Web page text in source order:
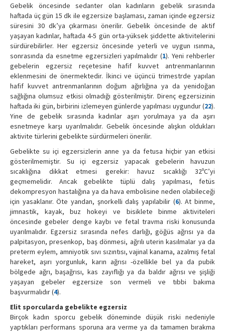
Gebelik öncesinde sedanter olan kadınların gebelik sırasında
haftada üç gün 15 dk ile egzersize başlaması, zaman içinde egzersiz
süresini 30 dk’ya çıkarması önerilir. Gebelik öncesinde de aktif
yaşayan kadınlar, haftada 4-5 gün orta-yüksek şiddette aktivitelerini
sürdürebilirler. Her egzersiz öncesinde yeterli ve uygun ısınma,
sonrasında da esnetme egzersizleri yapılmalıdır (1). Yeni rehberler
gebelerin egzersiz reçetesine hafif kuvvet antrenmanlarının
eklenmesini de önermektedir. İkinci ve üçüncü trimestrde yapılan
hafif kuvvet antrenmanlarının doğum ağırlığına ya da yenidoğan
sağlığına olumsuz etkisi olmadığı gösterilmiştir. Direnç egzersizinin
haftada iki gün, birbirini izlemeyen günlerde yapılması uygundur (22).
Yine de gebelik sırasında kadınlar aşırı yorulmaya ya da aşırı
esnetmeye karşı uyarılmalıdır. Gebelik öncesinde alışkın oldukları
aktivite türlerini gebelikte sürdürmeleri önerilir.
Gebelikte su içi egzersizlerin anne ya da fetusa hiçbir yan etkisi
gösterilmemiştir. Su içi egzersiz yapacak gebelerin havuzun
sıcaklığına dikkat etmesi gerekir: havuz sıcaklığı 32ºC’yi
geçmemelidir. Ancak gebelikte tüplü dalış yapılması, fetüs
dekompresyon hastalığına ya da hava embolisine neden olabileceği
için yasaklanır. Öte yandan, şnorkelli dalış yapılabilir (6). At binme,
jimnastik, kayak, buz hokeyi ve bisiklete binme aktiviteleri
öncesinde gebeler denge kaybı ve fetal travma riski konusunda
uyarılmalıdır. Egzersiz sırasında nefes darlığı, göğüs ağrısı ya da
palpitasyon, presenkop, baş dönmesi, ağrılı uterin kasılmalar ya da
preterm eylem, amniyotik sıvı sızıntısı, vajinal kanama, azalmış fetal
hareket, aşırı yorgunluk, karın ağrısı -özellikle bel ya da pubik
bölgede ağrı, başağrısı, kas zayıflığı ya da baldır ağrısı ve şişliği
yaşayan gebeler egzersize son vermeli ve tıbbi bakıma
başvurmalıdır (4).
Elit sporcularda gebelikte egzersiz
Birçok kadın sporcu gebelik döneminde düşük riski nedeniyle
yaptıkları performans sporuna ara verme ya da tamamen bırakma